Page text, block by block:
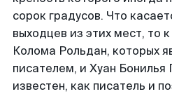
сорок градусов. Что
выходцев из этих мест, то
Колома Рольдан, которых
писателем, и Хуан Бонилья
известен, как писатель и